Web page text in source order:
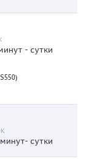
- сутки
сутки